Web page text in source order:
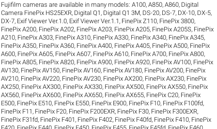
Fujifilm cameras are available in many models:A100,A850,A860, Digital
Camera FinePix HS25EXR, Digital Q1 , Digital Q1 3M, DS-20, DS-7, DX-10, DX-5,
DX-7, Exif Viewer Ver.1.0, Exif Viewer Ver.1.1 , FinePix Z110, FinePix 3800,
FinePix A200, FinePix A202, FinePix A203, FinePix A205, FinePix A205S, FinePix
A210, FinePix A303, FinePix A310, FinePix A330, FinePix A340, FinePix A345,
FinePix A350, FinePix A360, FinePix A400, FinePix A405, FinePix A500, FinePix
A600, FinePix A605, FinePix A607, FinePix A610, FinePix A700, FinePix A800,
FinePix A805, FinePix A820, FinePix A900, FinePix A920, FinePix AV100, FinePix
AV130, FinePix AV150, FinePix AV160, FinePix AV180, FinePix AV200, FinePix
AV210, FinePix AV220, FinePix AV230, FinePix AX200, FinePix AX230, FinePix
AX250, FinePix AX300, FinePix AX330, FinePix AX500, FinePix AX550, FinePix
AX560, FinePix AX600, FinePix AX650, FinePix AX655, FinePix C20, FinePix
E500, FinePix E510, FinePix E550, FinePix E900, FinePix F10, FinePix F100fd,
FinePix F11 , FinePix F20, FinePix F200EXR, FinePix F30, FinePix F300EXR,
FinePix F31fd, FinePix F401 , FinePix F402, FinePix F40fd, FinePix F410, FinePix